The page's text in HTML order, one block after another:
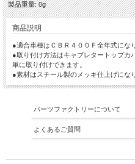
製品重量: 0g
商品説明
●適合車種はＣＢＲ４００Ｆ全年式にな
●取り付け方法はキャブレタートップカ
単に取り付けできます。
●素材はスチール製のメッキ仕上げにな
パーツファクトリーについて
よくあるご質問